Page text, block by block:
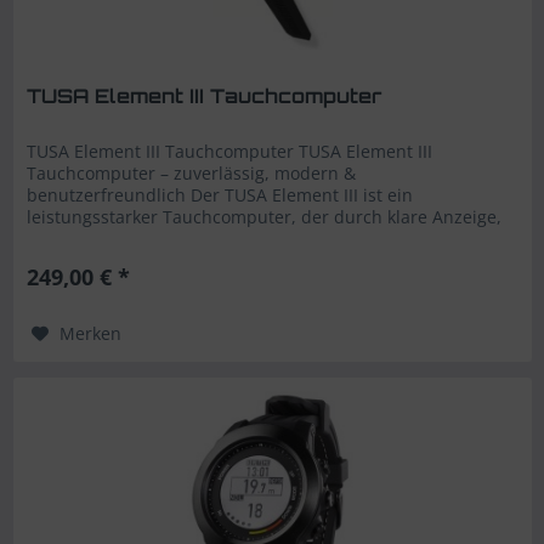
TUSA Element III Tauchcomputer
TUSA Element III Tauchcomputer TUSA Element III
Tauchcomputer – zuverlässig, modern &
benutzerfreundlich Der TUSA Element III ist ein
leistungsstarker Tauchcomputer, der durch klare Anzeige,
249,00 € *
Merken